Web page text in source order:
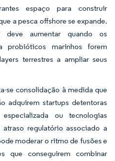
espaço para construir
a pesca offshore se expande.
deve aumentar quando os
probióticos marinhos forem
terrestres a ampliar seus
se consolidação à medida que
adquirem startups detentoras
ou tecnologias
regulatório associado a
moderar o ritmo de fusões e
que conseguirem combinar